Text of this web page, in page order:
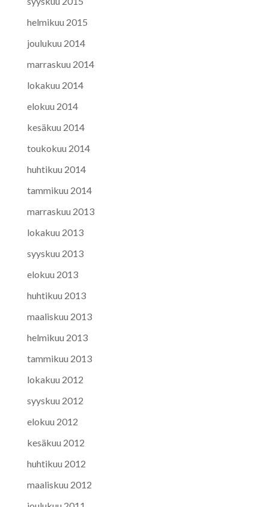
helmikuu 2015
joulukuu 2014
marraskuu 2014
lokakuu 2014
elokuu 2014
kesäkuu 2014
toukokuu 2014
huhtikuu 2014
tammikuu 2014
marraskuu 2013
lokakuu 2013
syyskuu 2013
elokuu 2013
huhtikuu 2013
maaliskuu 2013
helmikuu 2013
tammikuu 2013
lokakuu 2012
syyskuu 2012
elokuu 2012
kesäkuu 2012
huhtikuu 2012
maaliskuu 2012